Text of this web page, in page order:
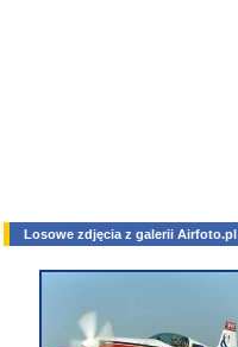
Losowe zdjęcia z galerii Airfoto.pl